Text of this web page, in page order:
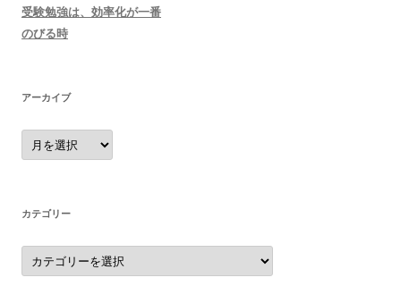
受験勉強は、効率化が一番
のびる時
アーカイブ
ア
ー
カ
カテゴリー
カ
テ
ゴ